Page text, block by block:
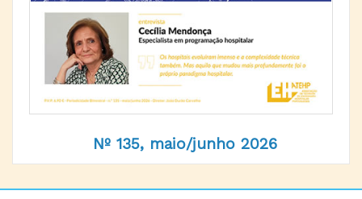
Nº 135, maio/junho 2026